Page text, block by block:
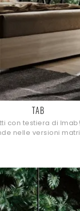
TAB
con testiera di
nelle versioni